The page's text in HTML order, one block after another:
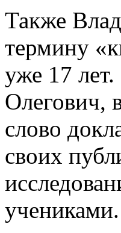
Также
термину
уже 17
Олегович,
слово
своих
учениками.